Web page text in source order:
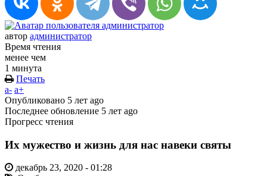
автор администратор
Время чтения
менее чем
1 минута
Печать
a- a+
Опубликовано 5 лет ago
Последнее обновление 5 лет ago
Прогресс чтения
Их мужество и жизнь для нас навеки святы
декабрь 23, 2020 - 01:28